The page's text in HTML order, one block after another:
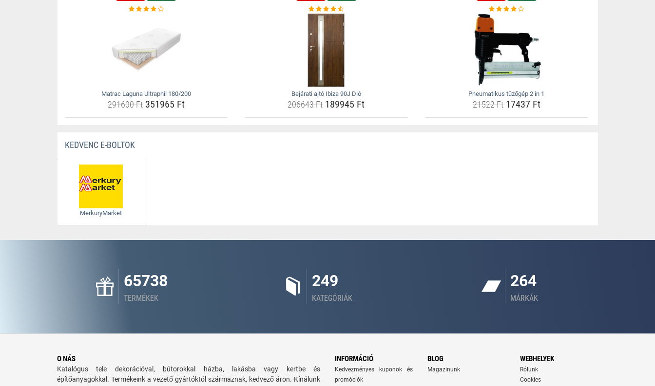
Matrac Laguna Ultraphil 180/200
291600 Ft351965 Ft
Bejárati ajtó Ibiza 90J Dió
206643 Ft189945 Ft
Pneumatikus tűzőgép 2 in 1
21522 Ft17437 Ft
KEDVENC E-BOLTOK
MerkuryMarket
65738
TERMÉKEK
249
KATEGÓRIÁK
264
MÁRKÁK
O NÁS
Katalógus tele dekorációval, bútorokkal házba, lakásba vagy kertbe és
építőanyagokkal. Termékeink a vezető gyártóktól származnak, kedvező áron. Kínálunk
INFORMÁCIÓ
Kedvezményes kuponok és
promóciók
BLOG
Magazinunk
WEBHELYEK
Rólunk
Cookies